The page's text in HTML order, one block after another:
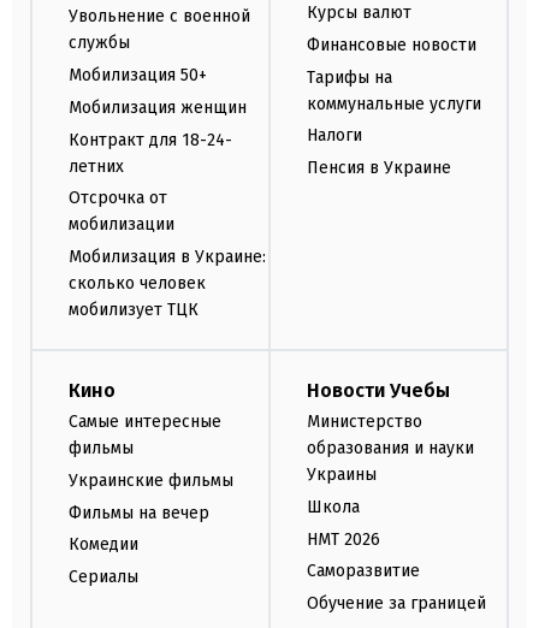
Увольнение с военной
службы
Мобилизация 50+
Мобилизация женщин
Контракт для 18-24-
летних
Отсрочка от
мобилизации
Мобилизация в Украине:
сколько человек
мобилизует ТЦК
Курсы валют
Финансовые новости
Тарифы на
коммунальные услуги
Налоги
Пенсия в Украине
Кино
Самые интересные
фильмы
Украинские фильмы
Фильмы на вечер
Комедии
Сериалы
Новости Учебы
Министерство
образования и науки
Украины
Школа
НМТ 2026
Саморазвитие
Обучение за границей